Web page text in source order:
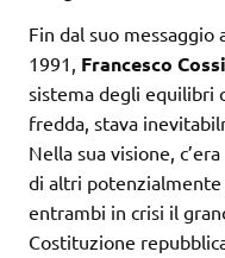
Fin dal suo
1991, Francesco
sistema degli equilibri
fredda, stava
Nella sua visione,
di altri potenzialmente
entrambi in crisi il
Costituzione